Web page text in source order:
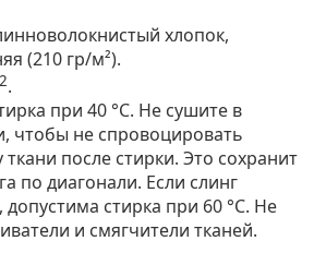
хлопок,
(210 гр/м²).
2.
при 40 °С. Не сушите в
чтобы не спровоцировать
после стирки. Это сохранит
по диагонали. Если слинг
стирка при 60 °C. Не
и смягчители тканей.